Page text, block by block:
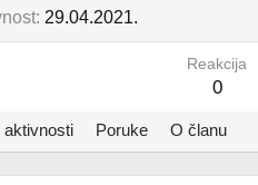
29.04.2021.
Reakcija
0
aktivnosti Poruke O članu